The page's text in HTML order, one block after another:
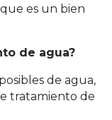
es un bien
de agua?
de agua,
tratamiento de